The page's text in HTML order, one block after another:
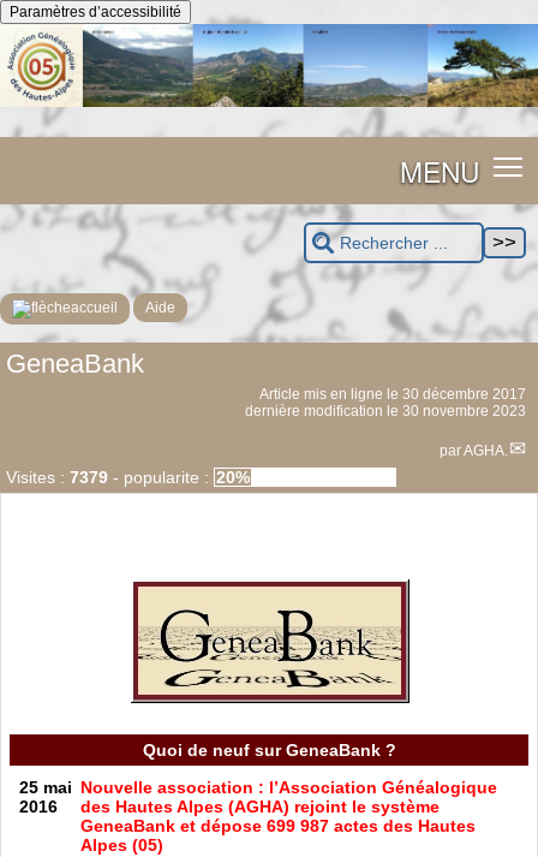
Panneau de gestion des cookies
Paramètres d’accessibilité
MENU
accueil Aide
GeneaBank
Article mis en ligne le 30 décembre 2017
dernière modification le 30 novembre 2023
parAGHA.
Visites : 7379 - popularite : 20%
Quoi de neuf sur GeneaBank ?
25 mai
2016
Nouvelle association : l’Association Généalogique
des Hautes Alpes (AGHA) rejoint le système
GeneaBank et dépose 699 987 actes des Hautes
Alpes (05)